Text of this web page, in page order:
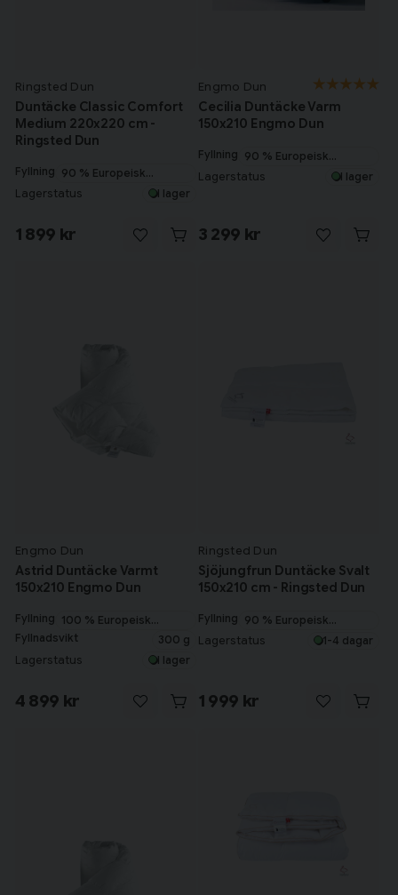
Ringsted Dun
Duntäcke Classic Comfort
Medium 220x220 cm -
Ringsted Dun
Fyllning 90 % Europeisk
myskanddun
Lagerstatus I lager
1 899 kr
Engmo Dun
Cecilia Duntäcke Varm
150x210 Engmo Dun
Fyllning 90 % Europeisk
myskanddun
Lagerstatus I lager
3 299 kr
Engmo Dun
Astrid Duntäcke Varmt
150x210 Engmo Dun
Fyllning 100 % Europeisk
gåsdun
Fyllnadsvikt 300 g
Lagerstatus I lager
4 899 kr
Ringsted Dun
Sjöjungfrun Duntäcke Svalt
150x210 cm - Ringsted Dun
Fyllning 90 % Europeisk
myskanddun
Lagerstatus 1-4 dagar
1 999 kr